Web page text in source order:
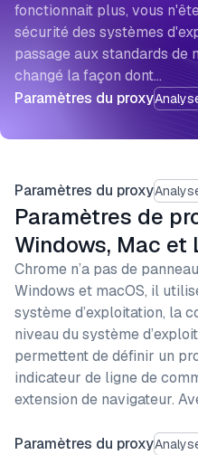
Paramètres du proxy
fonctionnait plus, vous
sécurité des systèmes
passage aux standards de
changé la façon dont…
Paramètres du proxy
Paramètres de
Windows, Mac et
Chrome n’a pas de
Windows et macOS, il
système d’exploitation, la
niveau du système
permettent de définir un
indicateur de ligne de
extension de navigateur.
Paramètres du proxy